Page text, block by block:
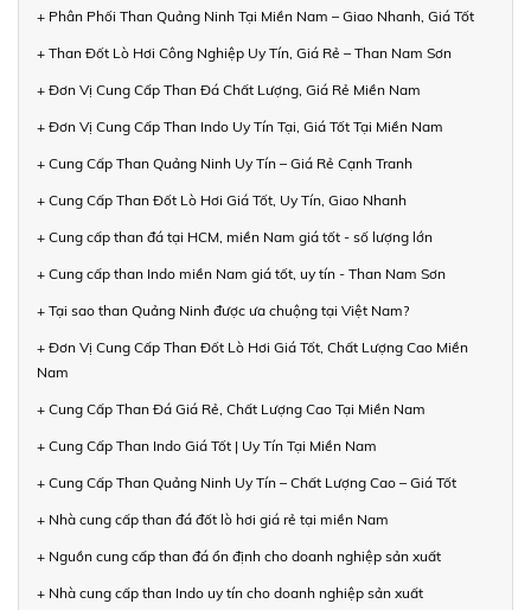
+ Phân Phối Than Quảng Ninh Tại Miền Nam – Giao Nhanh, Giá Tốt
+ Than Đốt Lò Hơi Công Nghiệp Uy Tín, Giá Rẻ – Than Nam Sơn
+ Đơn Vị Cung Cấp Than Đá Chất Lượng, Giá Rẻ Miền Nam
+ Đơn Vị Cung Cấp Than Indo Uy Tín Tại, Giá Tốt Tại Miền Nam
+ Cung Cấp Than Quảng Ninh Uy Tín – Giá Rẻ Cạnh Tranh
+ Cung Cấp Than Đốt Lò Hơi Giá Tốt, Uy Tín, Giao Nhanh
+ Cung cấp than đá tại HCM, miền Nam giá tốt - số lượng lớn
+ Cung cấp than Indo miền Nam giá tốt, uy tín - Than Nam Sơn
+ Tại sao than Quảng Ninh được ưa chuộng tại Việt Nam?
+ Đơn Vị Cung Cấp Than Đốt Lò Hơi Giá Tốt, Chất Lượng Cao Miền
Nam
+ Cung Cấp Than Đá Giá Rẻ, Chất Lượng Cao Tại Miền Nam
+ Cung Cấp Than Indo Giá Tốt | Uy Tín Tại Miền Nam
+ Cung Cấp Than Quảng Ninh Uy Tín – Chất Lượng Cao – Giá Tốt
+ Nhà cung cấp than đá đốt lò hơi giá rẻ tại miền Nam
+ Nguồn cung cấp than đá ổn định cho doanh nghiệp sản xuất
+ Nhà cung cấp than Indo uy tín cho doanh nghiệp sản xuất